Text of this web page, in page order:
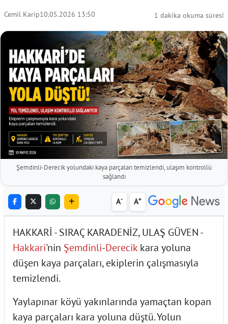
Cemil Karip10.05.2026 13:50 1 dakika okuma süresi
Şemdinli-Derecik yolundaki kaya parçaları temizlendi, ulaşım kontrollü
sağlandı
A- A+
HAKKARİ - SIRAÇ KARADENİZ, ULAŞ GÜVEN -
Hakkari'nin Şemdinli-Derecik kara yoluna
düşen kaya parçaları, ekiplerin çalışmasıyla
temizlendi.
Yaylapınar köyü yakınlarında yamaçtan kopan
kaya parçaları kara yoluna düştü. Yolun